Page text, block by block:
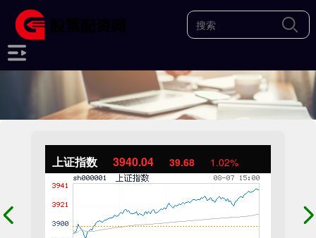
上证指数 3940.04 39.68 1.02%